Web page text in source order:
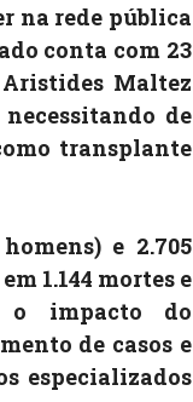
na rede pública
conta com 23
Maltez
de
transplante
e 2.705
1.144 mortes e
o impacto do
de casos e
especializados